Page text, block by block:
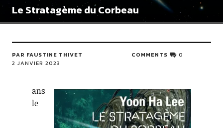
Le Stratagème du Corbeau
PAR FAUSTINE THIVET
2 JANVIER 2023
COMMENTS 0
ans
le